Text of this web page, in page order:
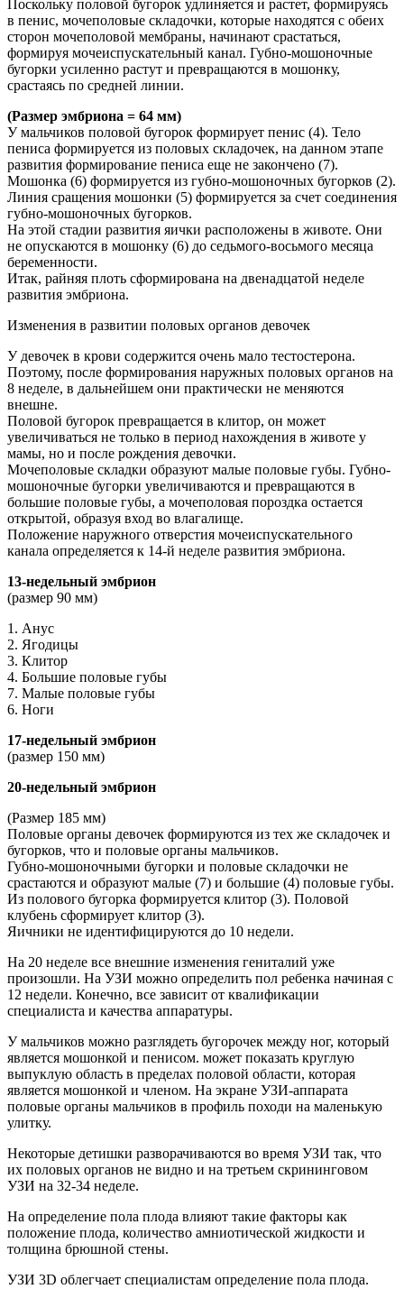
Поскольку половой бугорок удлиняется и растет, формируясь
в пенис, мочеполовые складочки, которые находятся с обеих
сторон мочеполовой мембраны, начинают срастаться,
формируя мочеиспускательный канал. Губно-мошоночные
бугорки усиленно растут и превращаются в мошонку,
срастаясь по средней линии.
(Размер эмбриона = 64 мм)
У мальчиков половой бугорок формирует пенис (4). Тело
пениса формируется из половых складочек, на данном этапе
развития формирование пениса еще не закончено (7).
Мошонка (6) формируется из губно-мошоночных бугорков (2).
Линия сращения мошонки (5) формируется за счет соединения
губно-мошоночных бугорков.
На этой стадии развития яички расположены в животе. Они
не опускаются в мошонку (6) до седьмого-восьмого месяца
беременности.
Итак, райняя плоть сформирована на двенадцатой неделе
развития эмбриона.
Изменения в развитии половых органов девочек
У девочек в крови содержится очень мало тестостерона.
Поэтому, после формирования наружных половых органов на
8 неделе, в дальнейшем они практически не меняются
внешне.
Половой бугорок превращается в клитор, он может
увеличиваться не только в период нахождения в животе у
мамы, но и после рождения девочки.
Мочеполовые складки образуют малые половые губы. Губно-
мошоночные бугорки увеличиваются и превращаются в
большие половые губы, а мочеполовая пороздка остается
открытой, образуя вход во влагалище.
Положение наружного отверстия мочеиспускательного
канала определяется к 14-й неделе развития эмбриона.
13-недельный эмбрион
(размер 90 мм)
1. Анус
2. Ягодицы
3. Клитор
4. Большие половые губы
7. Малые половые губы
6. Ноги
17-недельный эмбрион
(размер 150 мм)
20-недельный эмбрион
(Размер 185 мм)
Половые органы девочек формируются из тех же складочек и
бугорков, что и половые органы мальчиков.
Губно-мошоночными бугорки и половые складочки не
срастаются и образуют малые (7) и большие (4) половые губы.
Из полового бугорка формируется клитор (3). Половой
клубень сформирует клитор (3).
Яичники не идентифицируются до 10 недели.
На 20 неделе все внешние изменения гениталий уже
произошли. На УЗИ можно определить пол ребенка начиная с
12 недели. Конечно, все зависит от квалификации
специалиста и качества аппаратуры.
У мальчиков можно разглядеть бугорочек между ног, который
является мошонкой и пенисом. может показать круглую
выпуклую область в пределах половой области, которая
является мошонкой и членом. На экране УЗИ-аппарата
половые органы мальчиков в профиль походи на маленькую
улитку.
Некоторые детишки разворачиваются во время УЗИ так, что
их половых органов не видно и на третьем скрининговом
УЗИ на 32-34 неделе.
На определение пола плода влияют такие факторы как
положение плода, количество амниотической жидкости и
толщина брюшной стены.
УЗИ 3D облегчает специалистам определение пола плода.